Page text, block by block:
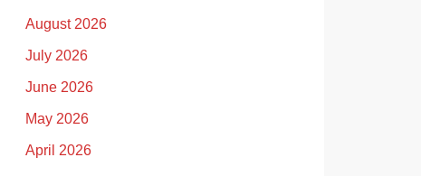
August 2026
July 2026
June 2026
May 2026
April 2026